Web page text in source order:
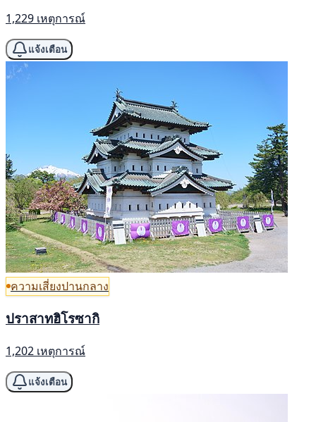
1,229 เหตุการณ์
แจ้งเตือน
ความเสี่ยงปานกลาง
ปราสาทฮิโรซากิ
1,202 เหตุการณ์
แจ้งเตือน